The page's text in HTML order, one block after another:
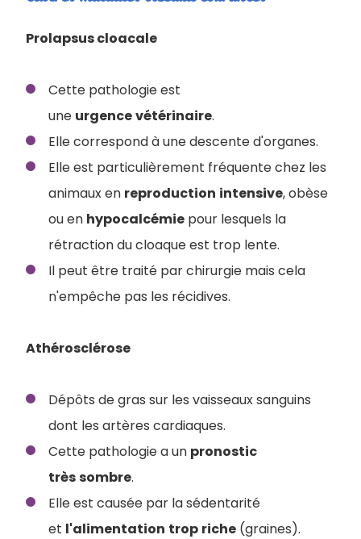
Prolapsus cloacale
Cette pathologie est
une urgencevétérinaire.
Elle correspond à une descente d'organes.
Elle est particulièrement fréquente chez les
animaux en reproduction intensive, obèse
ou en hypocalcémie pour lesquels la
rétraction du cloaque est trop lente.
Il peut être traité par chirurgie mais cela
n'empêche pas les récidives.
Athérosclérose
Dépôts de gras sur les vaisseaux sanguins
dont les artères cardiaques.
Cette pathologie a un pronostic
trèssombre.
Elle est causée par la sédentarité
et l'alimentation trop riche (graines).